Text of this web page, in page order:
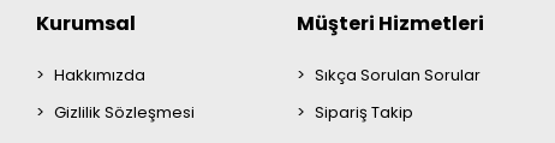
Kurumsal
Hakkımızda
Gizlilik Sözleşmesi
Müşteri Hizmetleri
Sıkça Sorulan Sorular
Sipariş Takip